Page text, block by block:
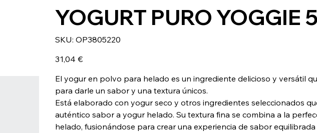
YOGURT PURO YOGGIE
SKU: SKU
OP3805220
OP3805220
31,04 €
El yogur en polvo para helado es un ingrediente delicioso y versátil
para darle un sabor y una textura únicos.
Está elaborado con yogur seco y otros ingredientes seleccionados
auténtico sabor a yogur helado. Su textura fina se combina a la
helado, fusionándose para crear una experiencia de sabor